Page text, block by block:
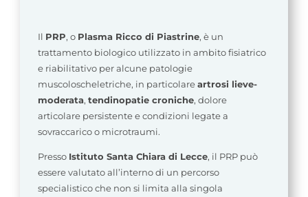
Il PRP, o Plasma Ricco di Piastrine, è un
trattamento biologico utilizzato in ambito fisiatrico
e riabilitativo per alcune patologie
muscoloscheletriche, in particolareartrosi lieve-
moderata, tendinopatie croniche, dolore
articolare persistente e condizioni legate a
sovraccarico o microtraumi.
Presso Istituto Santa Chiara di Lecce, il PRP può
essere valutato all’interno di un percorso
specialistico che non si limita alla singola